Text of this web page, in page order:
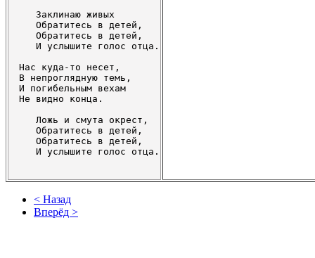
   Заклинаю живых
   Обратитесь в детей,
   Обратитесь в детей,
   И услышите голос отца.
Нас куда-то несет,
В непроглядную темь,
И погибельным вехам
Не видно конца.
   Ложь и смута окрест,
   Обратитесь в детей,
   Обратитесь в детей,
< Назад
Вперёд >